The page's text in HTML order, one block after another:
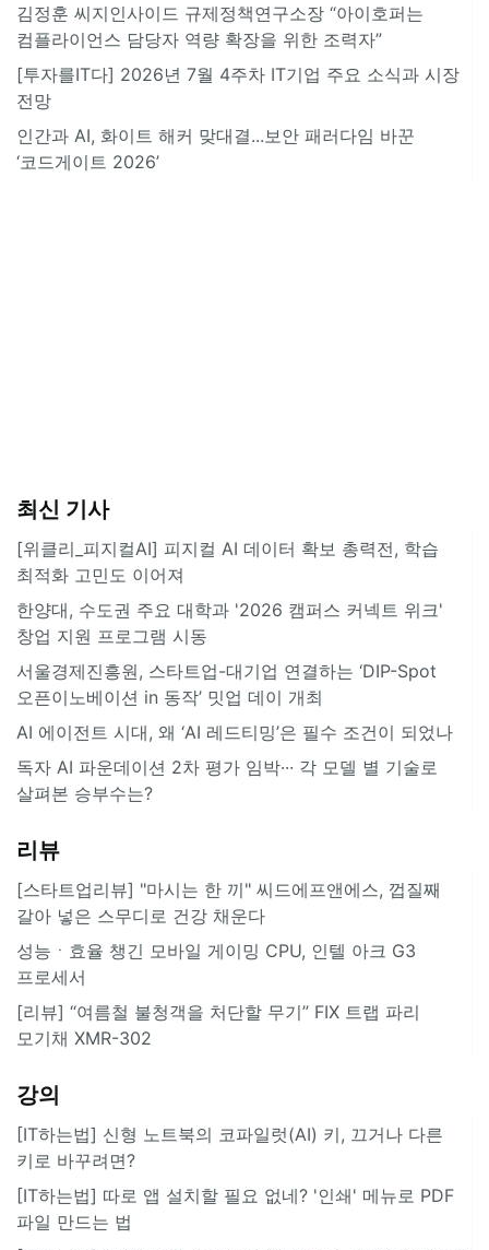
김정훈 씨지인사이드 규제정책연구소장 “아이호퍼는
컴플라이언스 담당자 역량 확장을 위한 조력자”
[투자를IT다] 2026년 7월 4주차 IT기업 주요 소식과 시장
전망
인간과 AI, 화이트 해커 맞대결...보안 패러다임 바꾼
‘코드게이트 2026’
최신 기사
[위클리_피지컬AI] 피지컬 AI 데이터 확보 총력전, 학습
최적화 고민도 이어져
한양대, 수도권 주요 대학과 '2026 캠퍼스 커넥트 위크'
창업 지원 프로그램 시동
서울경제진흥원, 스타트업-대기업 연결하는 ‘DIP-Spot
오픈이노베이션 in 동작’ 밋업 데이 개최
AI 에이전트 시대, 왜 ‘AI 레드티밍’은 필수 조건이 되었나
독자 AI 파운데이션 2차 평가 임박··· 각 모델 별 기술로
살펴본 승부수는?
리뷰
[스타트업리뷰] "마시는 한 끼" 씨드에프앤에스, 껍질째
갈아 넣은 스무디로 건강 채운다
성능ㆍ효율 챙긴 모바일 게이밍 CPU, 인텔 아크 G3
프로세서
[리뷰] “여름철 불청객을 처단할 무기” FIX 트랩 파리
모기채 XMR-302
강의
[IT하는법] 신형 노트북의 코파일럿(AI) 키, 끄거나 다른
키로 바꾸려면?
[IT하는법] 따로 앱 설치할 필요 없네? '인쇄' 메뉴로 PDF
파일 만드는 법